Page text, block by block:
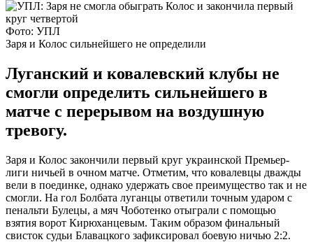
Фото: УПЛ
Заря и Колос сильнейшего не определили
Луганский и ковалевский клубы не
смогли определить сильнейшего в
матче с перерывом на воздушную
тревогу.
Заря и Колос закончили первый круг украинской Премьер-
лиги ничьей в очном матче. Отметим, что ковалевцы дважды
вели в поединке, однако удержать свое преимущество так и не
смогли. На гол Болбата луганцы ответили точным ударом с
пенальти Булецы, а мяч Чоботенко отыграли с помощью
взятия ворот Кирюханцевым. Таким образом финальный
свисток судьи Блавацкого зафиксировал боевую ничью 2:2.